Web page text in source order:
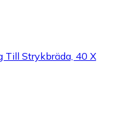
Till Strykbräda, 40 X